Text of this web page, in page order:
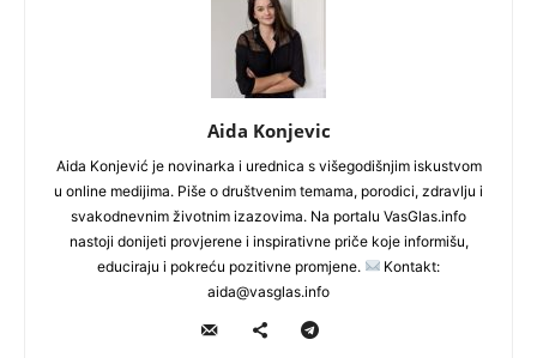
Aida Konjevic
Aida Konjević je novinarka i urednica s višegodišnjim iskustvom
u online medijima. Piše o društvenim temama, porodici, zdravlju i
svakodnevnim životnim izazovima. Na portalu VasGlas.info
nastoji donijeti provjerene i inspirativne priče koje informišu,
educiraju i pokreću pozitivne promjene.
Kontakt:
aida@vasglas.info